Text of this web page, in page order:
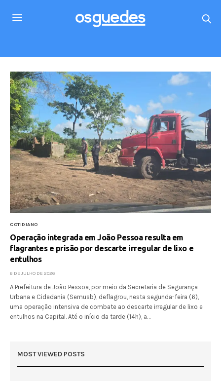
COTIDIANO
Operação integrada em João Pessoa resulta em
flagrantes e prisão por descarte irregular de lixo e
entulhos
6 DE JULHO DE 2026
A Prefeitura de João Pessoa, por meio da Secretaria de Segurança
Urbana e Cidadania (Semusb), deflagrou, nesta segunda-feira (6),
uma operação intensiva de combate ao descarte irregular de lixo e
entulhos na Capital. Até o início da tarde (14h), a…
MOST VIEWED POSTS